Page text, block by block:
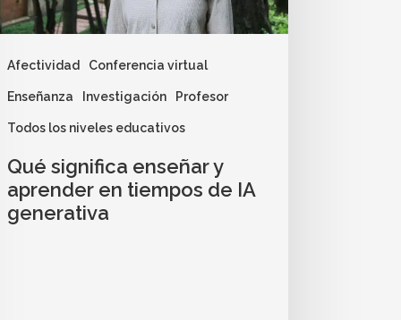
Afectividad Conferencia virtual
Enseñanza Investigación Profesor
Todos los niveles educativos
Qué significa enseñar y
aprender en tiempos de IA
generativa